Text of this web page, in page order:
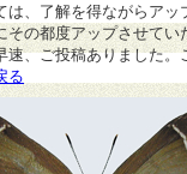
、了解を得ながらアッ
の都度アップさせて
、ご投稿ありました
る